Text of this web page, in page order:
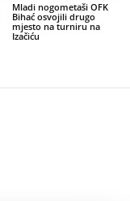
Mladi nogometaši OFK
Bihać osvojili drugo
mjesto na turniru na
Izačiću